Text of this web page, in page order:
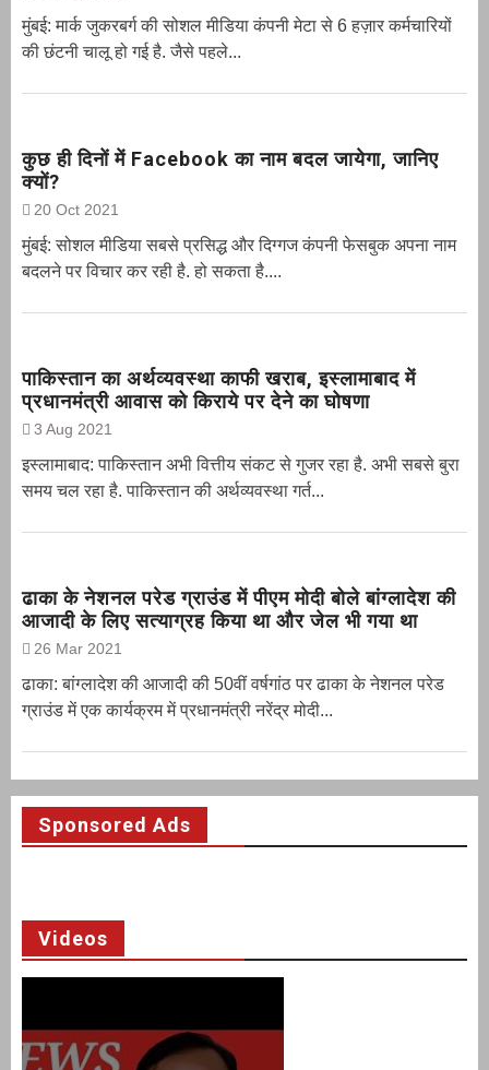
मुंबई: मार्क जुकरबर्ग की सोशल मीडिया कंपनी मेटा से 6 हज़ार कर्मचारियों
की छंटनी चालू हो गई है. जैसे पहले...
कुछ ही दिनों में Facebook का नाम बदल जायेगा, जानिए
क्यों?
20 Oct 2021
मुंबई: सोशल मीडिया सबसे प्रसिद्ध और दिग्गज कंपनी फेसबुक अपना नाम
बदलने पर विचार कर रही है. हो सकता है....
पाकिस्तान का अर्थव्यवस्था काफी खराब, इस्लामाबाद में
प्रधानमंत्री आवास को किराये पर देने का घोषणा
3 Aug 2021
इस्लामाबाद: पाकिस्तान अभी वित्तीय संकट से गुजर रहा है. अभी सबसे बुरा
समय चल रहा है. पाकिस्तान की अर्थव्यवस्था गर्त...
ढाका के नेशनल परेड ग्राउंड में पीएम मोदी बोले बांग्लादेश की
आजादी के लिए सत्याग्रह किया था और जेल भी गया था
26 Mar 2021
ढाका: बांग्लादेश की आजादी की 50वीं वर्षगांठ पर ढाका के नेशनल परेड
ग्राउंड में एक कार्यक्रम में प्रधानमंत्री नरेंद्र मोदी...
Sponsored Ads
Videos